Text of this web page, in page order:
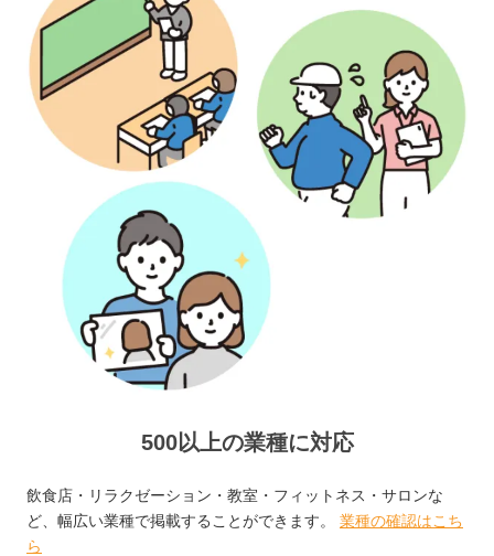
500以上の業種に対応
飲食店・リラクゼーション・教室・フィットネス・サロンな
ど、幅広い業種で掲載することができます。 業種の確認はこち
ら